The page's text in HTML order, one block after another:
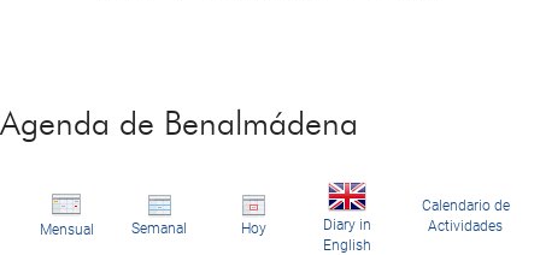
Agenda de Benalmádena
Mensual Semanal Hoy
Diary in
English
Calendario de
Actividades